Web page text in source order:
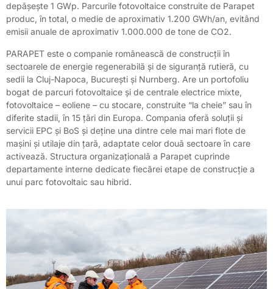
depășește 1 GWp. Parcurile fotovoltaice construite de Parapet
produc, în total, o medie de aproximativ 1.200 GWh/an, evitând
emisii anuale de aproximativ 1.000.000 de tone de CO2.
PARAPET este o companie românească de construcții în
sectoarele de energie regenerabilă și de siguranță rutieră, cu
sedii la Cluj-Napoca, București și Nurnberg. Are un portofoliu
bogat de parcuri fotovoltaice și de centrale electrice mixte,
fotovoltaice – eoliene – cu stocare, construite “la cheie” sau în
diferite stadii, în 15 țări din Europa. Compania oferă soluții și
servicii EPC și BoS și deține una dintre cele mai mari flote de
mașini și utilaje din țară, adaptate celor două sectoare în care
activează. Structura organizațională a Parapet cuprinde
departamente interne dedicate fiecărei etape de construcție a
unui parc fotovoltaic sau hibrid.